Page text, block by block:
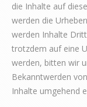
die Inhalte auf
werden die
werden Inhalte
trotzdem auf eine
werden, bitten wir
Bekanntwerden
Inhalte umgehend